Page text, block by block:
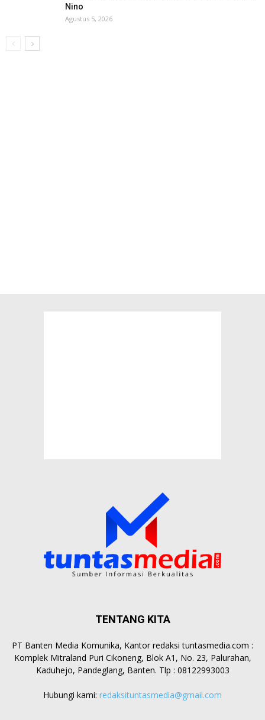
Nino
Agustus 5, 2026
TENTANG KITA
PT Banten Media Komunika, Kantor redaksi tuntasmedia.com :
Komplek Mitraland Puri Cikoneng, Blok A1, No. 23, Palurahan,
Kaduhejo, Pandeglang, Banten. Tlp : 08122993003
Hubungi kami: redaksituntasmedia@gmail.com